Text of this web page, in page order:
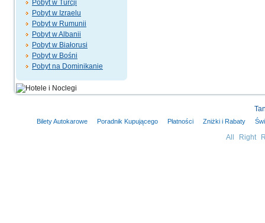
Pobyt w Turcji
Pobyt w Izraelu
Pobyt w Rumunii
Pobyt w Albanii
Pobyt w Białorusi
Pobyt w Bośni
Pobyt na Dominikanie
Bilety Autokarowe Poradnik Kupującego Płatności Zniżki i Rabaty
All Right